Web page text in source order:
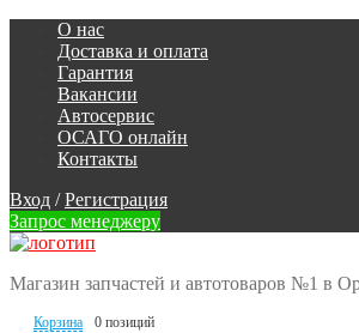
О нас
Доставка и оплата
Гарантия
Вакансии
Автосервис
ОСАГО онлайн
Контакты
Вход / Регистрация
Запрос менеджеру
Магазин запчастей и автотоваров №1 в
Корзина
0 позиций